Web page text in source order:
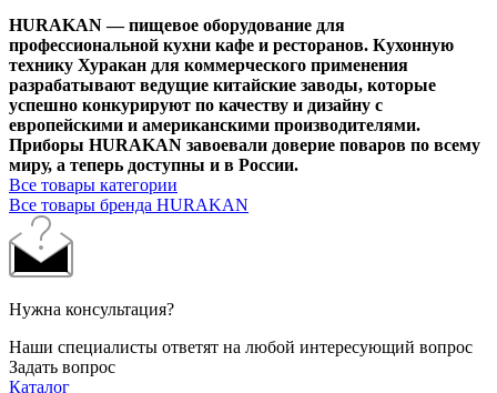
HURAKAN — пищевое оборудование для
профессиональной кухни кафе и ресторанов. Кухонную
технику Хуракан для коммерческого применения
разрабатывают ведущие китайские заводы, которые
успешно конкурируют по качеству и дизайну с
европейскими и американскими производителями.
Приборы HURAKAN завоевали доверие поваров по всему
миру, а теперь доступны и в России.
Все товары категории
Все товары бренда HURAKAN
Нужна консультация?
Наши специалисты ответят на любой интересующий вопрос
Задать вопрос
Каталог